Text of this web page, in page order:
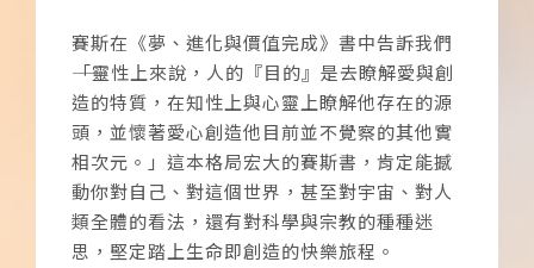
賽斯在《夢、進化與價值完成》書中告訴我們
――「靈性上來說，人的『目的』是去瞭解愛與創
造的特質，在知性上與心靈上瞭解他存在的源
頭，並懷著愛心創造他目前並不覺察的其他實
相次元。」這本格局宏大的賽斯書，肯定能撼
動你對自己、對這個世界，甚至對宇宙、對人
類全體的看法，還有對科學與宗教的種種迷
思，堅定踏上生命即創造的快樂旅程。